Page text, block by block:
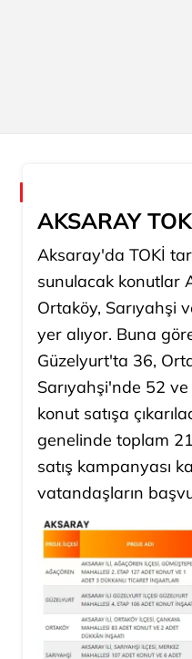
AKSARAY
Aksaray'da TOKİ
sunulacak konutlar
Ortaköy, Sarıyahşi
yer alıyor. Buna
Güzelyurt'ta 36,
Sarıyahşi'nde 52
konut satışa
genelinde toplam
satış kampanyası
vatandaşların